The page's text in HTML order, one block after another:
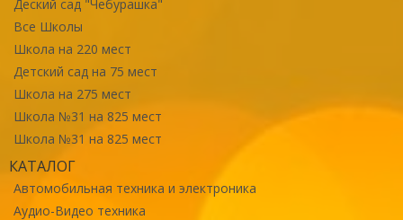
Деский сад "Чебурашка"
Все Школы
Школа на 220 мест
Детский сад на 75 мест
Школа на 275 мест
Школа №31 на 825 мест
Школа №31 на 825 мест
КАТАЛОГ
Автомобильная техника и электроника
Аудио-Видео техника